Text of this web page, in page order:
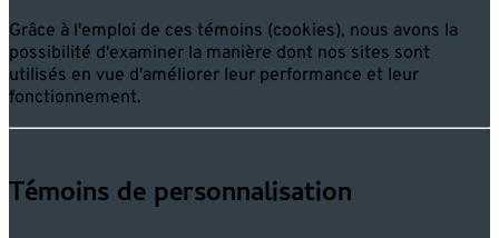
Grâce à l'emploi de ces témoins (cookies), nous avons la
possibilité d'examiner la manière dont nos sites sont
utilisés en vue d'améliorer leur performance et leur
fonctionnement.
Témoins de personnalisation